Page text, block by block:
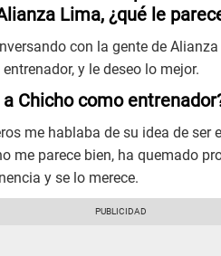
Lima, ¿qué le
con la gente de
y le deseo lo mejor.
Chicho como
me hablaba de su idea de ser
me parece bien, ha quemado
y se lo merece.